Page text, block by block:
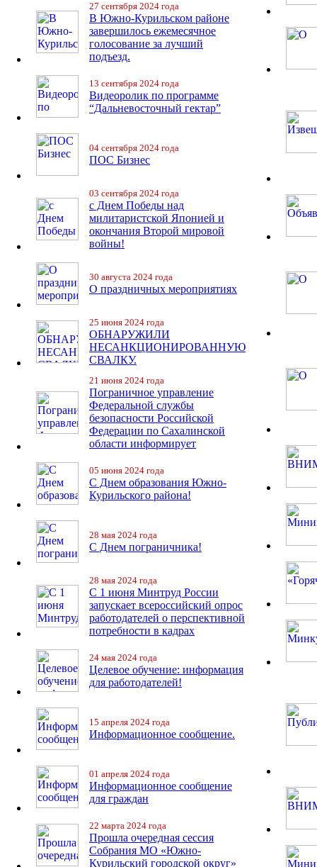
27 сентября 2024 года
В Южно-Курильском районе
завершилось ежемесячное
голосование за лучший
подъезд.
13 сентября 2024 года
Видеоролик по программе
“Дальневосточный гектар”
04 сентября 2024 года
ПОС Бизнес
03 сентября 2024 года
с Днем Победы над
милитаристской Японией и
окончания Второй мировой
войны!
30 августа 2024 года
О праздничных мероприятиях
25 июня 2024 года
ОБНАРУЖИЛИ
НЕСАНКЦИОНИРОВАННУЮ
СВАЛКУ.
21 июня 2024 года
Пограничное управление
Федеральной службы
безопасности Российской
Федерации по Сахалинской
области информирует
05 июня 2024 года
С Днем образования Южно-
Курильского района!
28 мая 2024 года
С Днем пограничника!
28 мая 2024 года
С 1 июня Минтруд России
запускает всероссийский опрос
работодателей о перспективной
потребности в кадрах
24 мая 2024 года
Целевое обучение: информация
для работодателей!
15 апреля 2024 года
Информационное сообщение.
01 апреля 2024 года
Информационное сообщение
для граждан
22 марта 2024 года
Прошла очередная сессия
Собрания МО «Южно-
Курильский городской округ»